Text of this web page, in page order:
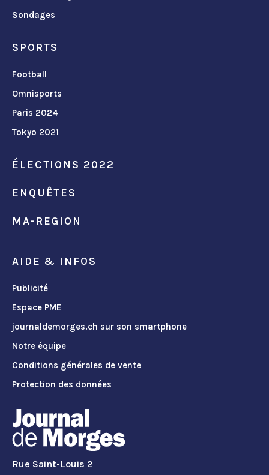
Sondages
SPORTS
Football
Omnisports
Paris 2024
Tokyo 2021
ÉLECTIONS 2022
ENQUÊTES
MA-REGION
AIDE & INFOS
Publicité
Espace PME
journaldemorges.ch sur son smartphone
Notre équipe
Conditions générales de vente
Protection des données
Rue Saint-Louis 2